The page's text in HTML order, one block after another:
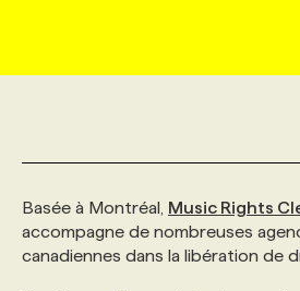
PRIX ET DISTINCTIONS
GEO/SEO
FAQ
FORMATIONS
NOS TARIFS
Basée à Montréal, Music Rights
accompagne de nombreuses
canadiennes dans la libération de